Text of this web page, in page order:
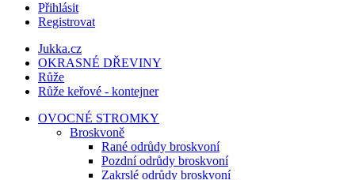
Přihlásit
Registrovat
Jukka.cz
OKRASNÉ DŘEVINY
Růže
Růže keřové - kontejner
OVOCNÉ STROMKY
Broskvoně
Rané odrůdy broskvoní
Pozdní odrůdy broskvoní
Zakrslé odrůdy broskvoní